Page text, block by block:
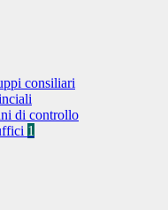
consiliari
di controllo
1